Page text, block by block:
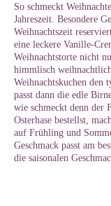
So schmeckt
Jahreszeit. Besondere
Weihnachtszeit
eine leckere Vanille-
Weihnachtstorte nicht
himmlisch
Weihnachtskuchen den
passt dann die edle
wie schmeckt denn der
Osterhase bestellst,
auf Frühling und
Geschmack passt am
die saisonalen